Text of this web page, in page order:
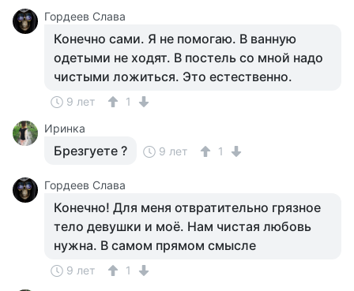
Гордеев Слава
Конечно сами. Я не помогаю. В ванную
одетыми не ходят. В постель со мной надо
чистыми ложиться. Это естественно.
9 лет
1
Иринка
Брезгуете ? 9 лет 1
Гордеев Слава
Конечно! Для меня отвратительно грязное
тело девушки и моё. Нам чистая любовь
нужна. В самом прямом смысле
9 лет
1